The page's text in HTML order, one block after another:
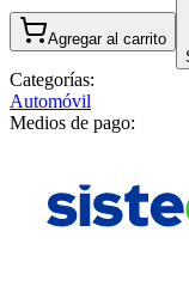
Agregar al carrito
Categorías:
Automóvil
Medios de pago: